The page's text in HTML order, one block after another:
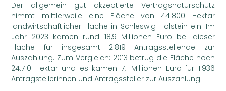
Der allgemein gut akzeptierte Vertragsnaturschutz
nimmt mittlerweile eine Fläche von 44.800 Hektar
landwirtschaftlicher Fläche in Schleswig-Holstein ein. Im
Jahr 2023 kamen rund 18,9 Millionen Euro bei dieser
Fläche für insgesamt 2.819 Antragsstellende zur
Auszahlung. Zum Vergleich: 2013 betrug die Fläche noch
24.710 Hektar und es kamen 7,1 Millionen Euro für 1.936
Antragstellerinnen und Antragssteller zur Auszahlung.